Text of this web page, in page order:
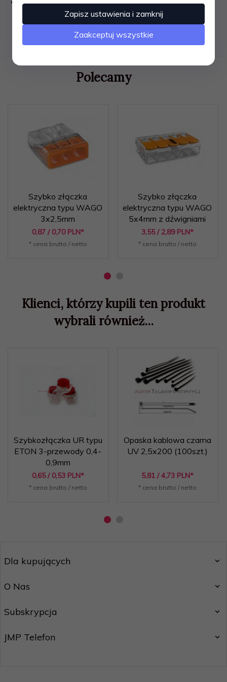
OPINIE KLIENTÓW
Polecamy
Szybko złączka
elektryczna typu WAGO
3x2,5mm
0,87 / 0,70 PLN*
* cena brutto / netto
Szybko złączka
elektryczna typu WAGO
5x4mm z dźwigniami
3,55 / 2,89 PLN*
* cena brutto / netto
Klienci, którzy kupili ten produkt
wybrali również...
Szybkozłączka UR typu
ETON 3-przewody 0,4-
0,9mm
0,65 / 0,53 PLN*
* cena brutto / netto
Opaska kablowa czarna
UV 2,5x200 (100szt.)
5,81 / 4,73 PLN*
* cena brutto / netto
Dla kupujących
O Nas
Subskrypcja
JMP Telefon
Zapisz ustawienia i zamknij
Zaakceptuj wszystkie